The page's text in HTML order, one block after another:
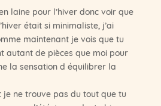
laine pour l’hiver donc voir que
était si minimaliste, j’ai
maintenant je vois que tu
autant de pièces que moi pour
la sensation d équilibrer la
je ne trouve pas du tout que tu